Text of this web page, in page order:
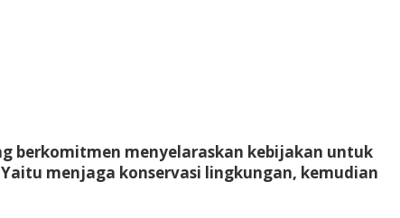
berkomitmen menyelaraskan kebijakan untuk
menjaga konservasi lingkungan, kemudian